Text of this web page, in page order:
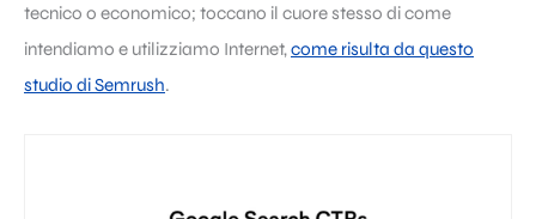
tecnico o economico; toccano il cuore stesso di come
intendiamo e utilizziamo Internet,come risulta da questo
studio di Semrush.